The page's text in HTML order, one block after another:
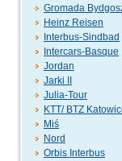
Gromada
Heinz Reisen
Interbus-Sindbad
Intercars-Basque
Jordan
Jarki II
Julia-Tour
KTT/ BTZ
Miś
Nord
Orbis Interbus